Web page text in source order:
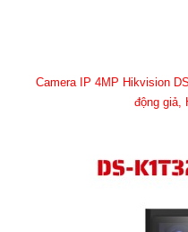
Camera IP 4MP Hikvision
động giả,